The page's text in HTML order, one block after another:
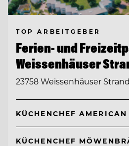
TOP ARBEITGEBER
Ferien- und
Weissenhäuser
23758 Weissenhäuser
KÜCHENCHEF
KÜCHENCHEF